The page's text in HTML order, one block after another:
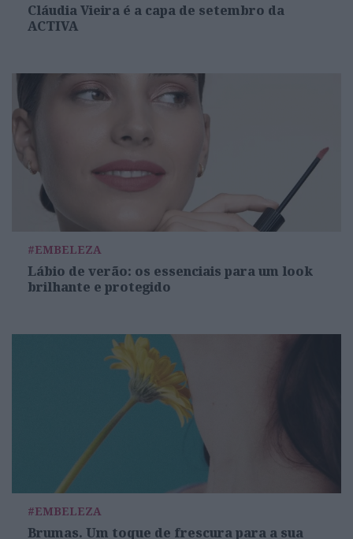
Cláudia Vieira é a capa de setembro da
ACTIVA
#EMBELEZA
Lábio de verão: os essenciais para um look
brilhante e protegido
#EMBELEZA
Brumas. Um toque de frescura para a sua